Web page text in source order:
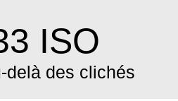
ISO
delà des clichés